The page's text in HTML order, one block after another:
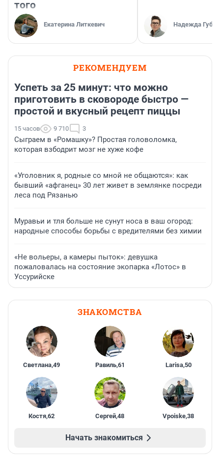
того
Екатерина Литкевич Надежда
РЕКОМЕНДУЕМ
Успеть за 25 минут: что можно
приготовить в сковороде быстро —
простой и вкусный рецепт пиццы
15 часов 9 710 3
Сыграем в «Ромашку»? Простая головоломка,
которая взбодрит мозг не хуже кофе
«Уголовник я, родные со мной не общаются»: как
бывший «афганец» 30 лет живет в землянке посреди
леса под Рязанью
Муравьи и тля больше не сунут носа в ваш огород:
народные способы борьбы с вредителями без химии
«Не вольеры, а камеры пыток»: девушка
пожаловалась на состояние экопарка «Лотос» в
Уссурийске
ЗНАКОМСТВА
Светлана,49 Равиль,61 Larisa,50
Костя,62 Сергей,48 Vpoiske,38
Начать знакомиться